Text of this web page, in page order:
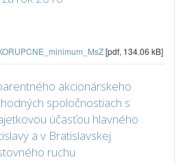
[pdf, 134.06 kB]
akcionárskeho
spoločnostiach s
účasťou hlavného
a v Bratislavskej
ruchu